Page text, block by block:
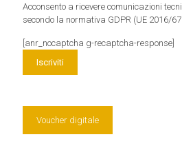
Acconsento a ricevere comunicazioni
secondo la normativa GDPR (UE 2016/
[anr_nocaptcha g-recaptcha-response]
Voucher digitale